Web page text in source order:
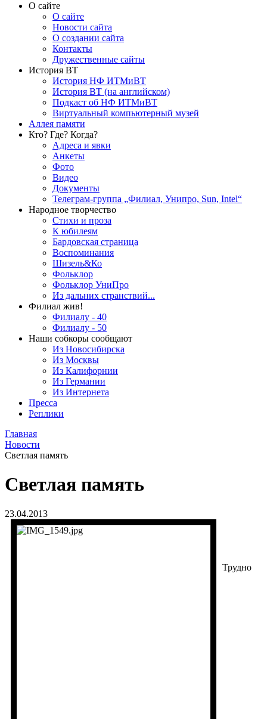
О сайте
О сайте
Новости сайта
О создании сайта
Контакты
Дружественные сайты
История ВТ
История НФ ИТМиВТ
История ВТ (на английском)
Подкаст об НФ ИТМиВТ
Виртуальный компьютерный музей
Аллея памяти
Кто? Где? Когда?
Адреса и явки
Анкеты
Фото
Видео
Документы
Телеграм-группа „Филиал, Унипро, Sun, Intel“
Народное творчество
Стихи и проза
К юбилеям
Бардовская страница
Воспоминания
Шизель&Ко
Фольклор
Фольклор УниПро
Из дальних странствий...
Филиал жив!
Филиалу - 40
Филиалу - 50
Наши собкоры сообщают
Из Новосибирска
Из Москвы
Из Калифорнии
Из Германии
Из Интернета
Пресса
Реплики
Главная
Новости
Светлая память
Светлая память
23.04.2013
Трудно